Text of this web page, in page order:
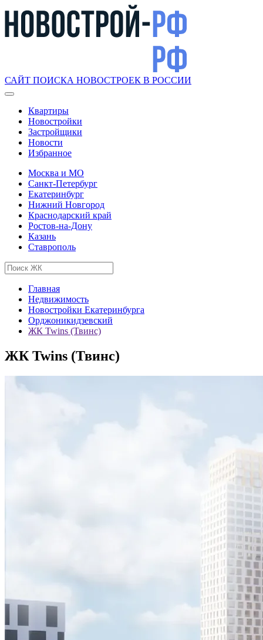
САЙТ ПОИСКА НОВОСТРОЕК В РОССИИ
Квартиры
Новостройки
Застройщики
Новости
Избранное
Москва и МО
Санкт-Петербург
Екатеринбург
Нижний Новгород
Краснодарский край
Ростов-на-Дону
Казань
Ставрополь
Главная
Недвижимость
Новостройки Екатеринбурга
Орджоникидзевский
ЖК Twins (Твинс)
ЖК Twins (Твинс)